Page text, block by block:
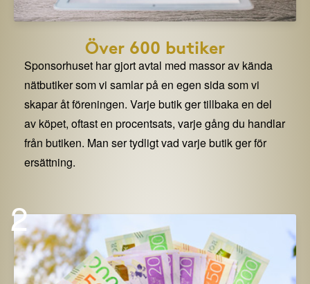
Över 600 butiker
Sponsorhuset har gjort avtal med massor av kända
nätbutiker som vi samlar på en egen sida som vi
skapar åt föreningen. Varje butik ger tillbaka en del
av köpet, oftast en procentsats, varje gång du handlar
från butiken. Man ser tydligt vad varje butik ger för
ersättning.
2